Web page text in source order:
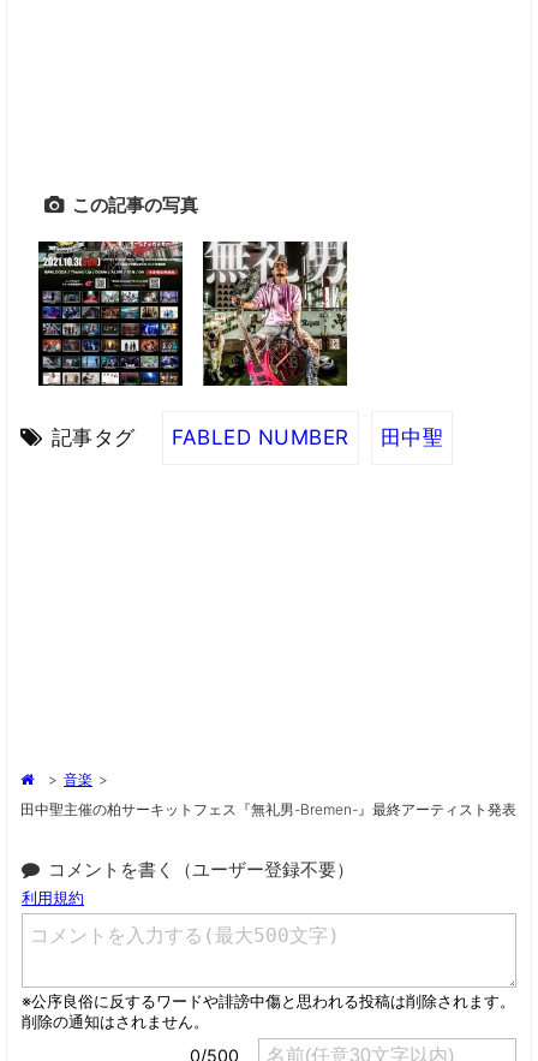
この記事の写真
記事タグ FABLED NUMBER 田中聖
> 音楽 >
田中聖主催の柏サーキットフェス『無礼男-Bremen-』最終アーティスト発表
コメントを書く（ユーザー登録不要）